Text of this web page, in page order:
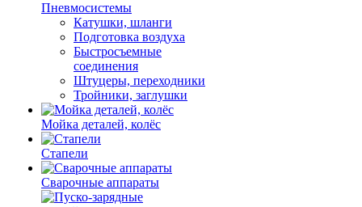
Пневмосистемы
Катушки, шланги
Подготовка воздуха
Быстросъемные
соединения
Штуцеры, переходники
Тройники, заглушки
Мойка деталей, колёс
Стапели
Сварочные аппараты